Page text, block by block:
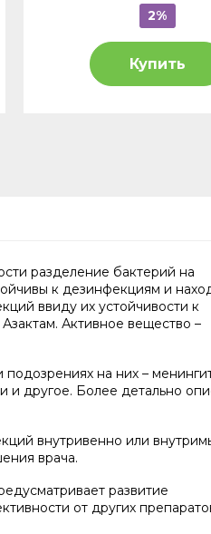
2%
Купить
разделение бактерий на
к дезинфекциям и
ввиду их устойчивости к
Активное вещество –
на них –
и другое. Более детально
внутривенно или
врача.
развитие
от других